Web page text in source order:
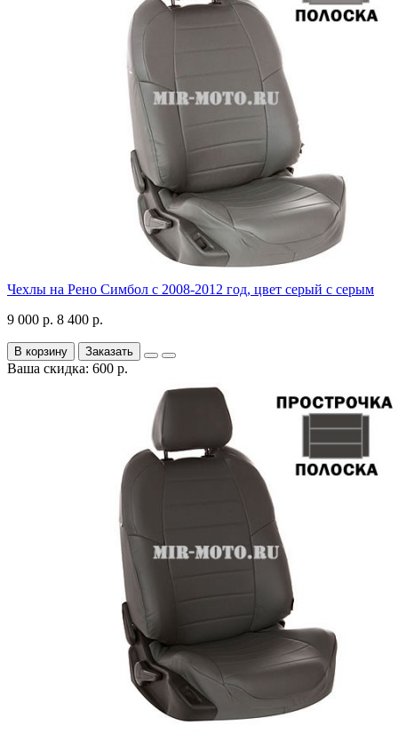
Чехлы на Рено Симбол с 2008-2012 год, цвет серый с серым
9 000 р. 8 400 р.
В корзину Заказать
Ваша скидка: 600 р.